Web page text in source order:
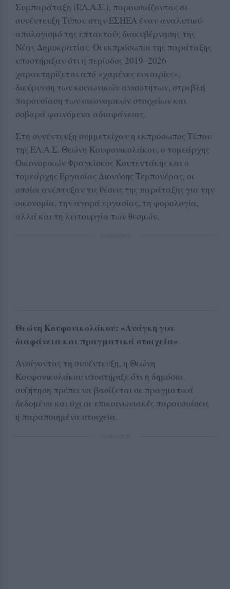
Συμπαράταξη (ΕΛ.Α.Σ.), παρουσιάζοντας σε
συνέντευξη Τύπου στην ΕΣΗΕΑ έναν αναλυτικό
απολογισμό της επταετούς διακυβέρνησης της
Νέας Δημοκρατίας. Οι εκπρόσωποι της παράταξης
υποστήριξαν ότι η περίοδος 2019–2026
χαρακτηρίζεται από «χαμένες ευκαιρίες»,
διεύρυνση των κοινωνικών ανισοτήτων, στρεβλή
παρουσίαση των οικονομικών στοιχείων και
σοβαρά φαινόμενα αδιαφάνειας.
Στη συνέντευξη συμμετείχαν η εκπρόσωπος Τύπου
της ΕΛ.Α.Σ. Θεώνη Κουφονικολάκου, ο τομεάρχης
Οικονομικών Φραγκίσκος Κουτεντάκης και ο
τομεάρχης Εργασίας Διονύσης Τεμπονέρας, οι
οποίοι ανέπτυξαν τις θέσεις της παράταξης για την
οικονομία, την αγορά εργασίας, τη φορολογία,
αλλά και τη λειτουργία των θεσμών.
Θεώνη Κουφονικολάκου: «Ανάγκη για
διαφάνεια και πραγματικά στοιχεία»
Ανοίγοντας τη συνέντευξη, η Θεώνη
Κουφονικολάκου υποστήριξε ότι η δημόσια
συζήτηση πρέπει να βασίζεται σε πραγματικά
δεδομένα και όχι σε επικοινωνιακές παρουσιάσεις
ή παραποιημένα στοιχεία.